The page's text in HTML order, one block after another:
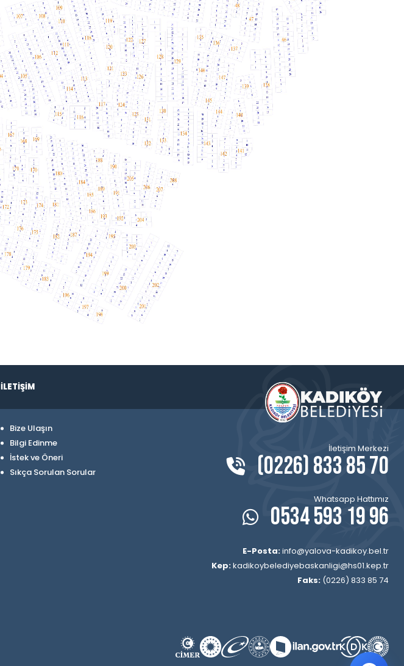
İLETİŞİM
Bize Ulaşın
Bilgi Edinme
İstek ve Öneri
Sıkça Sorulan Sorular
İletişim Merkezi
(0226) 833 85 70
Whatsapp Hattımız
0534 593 19 96
E-Posta:info@yalova-kadikoy.bel.tr
Kep:kadikoybelediyebaskanligi@hs01.kep.tr
Faks: (0226) 833 85 74